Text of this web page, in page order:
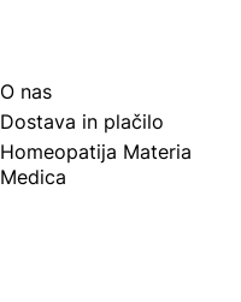
O nas
Dostava in plačilo
Homeopatija Materia
Medica